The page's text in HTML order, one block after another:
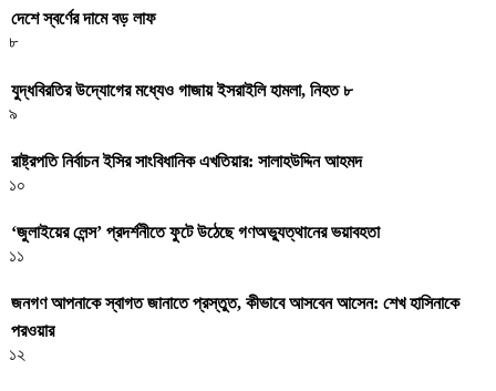
দেশে স্বর্ণের দামে বড় লাফ
৮
যুদ্ধবিরতির উদ্যোগের মধ্যেও গাজায় ইসরাইলি হামলা, নিহত ৮
৯
রাষ্ট্রপতি নির্বাচন ইসির সাংবিধানিক এখতিয়ার: সালাহউদ্দিন আহমদ
১০
‘জুলাইয়ের লেন্স’ প্রদর্শনীতে ফুটে উঠেছে গণঅভ্যুত্থানের ভয়াবহতা
১১
জনগণ আপনাকে স্বাগত জানাতে প্রস্তুত, কীভাবে আসবেন আসেন: শেখ হাসিনাকে
পরওয়ার
১২